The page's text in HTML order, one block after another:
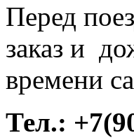
Перед
заказ и
времени
Тел.: